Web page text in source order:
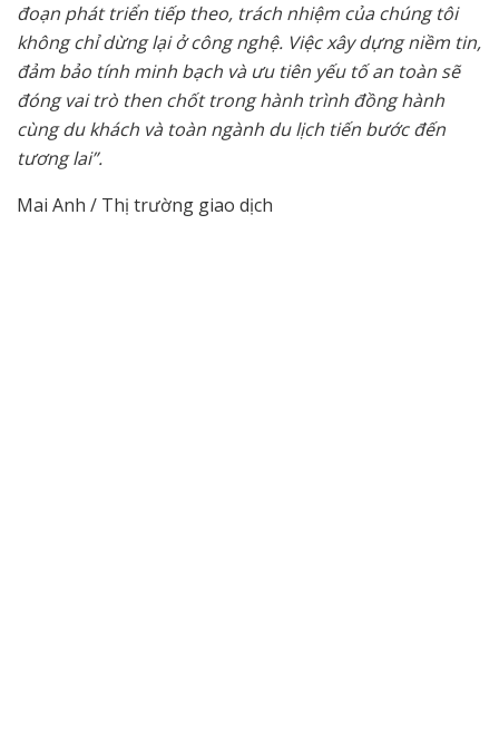
đoạn phát triển tiếp theo, trách nhiệm của chúng tôi
không chỉ dừng lại ở công nghệ. Việc xây dựng niềm tin,
đảm bảo tính minh bạch và ưu tiên yếu tố an toàn sẽ
đóng vai trò then chốt trong hành trình đồng hành
cùng du khách và toàn ngành du lịch tiến bước đến
tương lai”.
Mai Anh / Thị trường giao dịch